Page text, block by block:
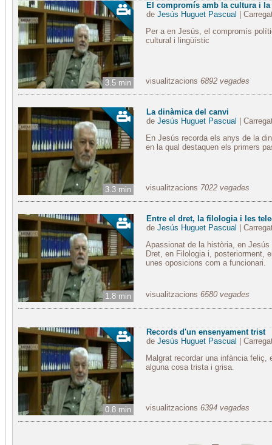
3.5 min
El compromís amb la cultura i
de Jesús Huguet Pascual
|
Per a en Jesús, el compromís
cultural i lingüístic
visualitzacions 6892 vegades
3.3 min
La dinàmica del canvi
de Jesús Huguet Pascual
|
En Jesús recorda els anys de la
en la qual destaquen els primers
visualitzacions 7022 vegades
1.8 min
Entre el dret, la filologia i les
de Jesús Huguet Pascual
|
Apassionat de la història, en
Dret, en Filologia i, posteriorment,
unes oposicions com a funcionari.
visualitzacions 6580 vegades
0.8 min
Records d'un ensenyament trist
de Jesús Huguet Pascual
|
Malgrat recordar una infància
alguna cosa trista i grisa.
visualitzacions 6394 vegades